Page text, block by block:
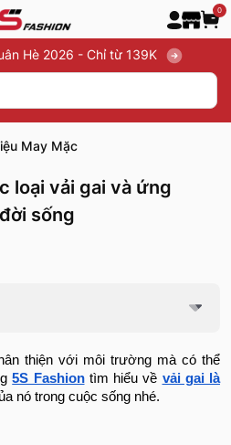
0
Hè 2026 - Chỉ từ 139K
May Mặc
loại vải gai và ứng
sống
thiện với môi trường mà có thể
5S Fashiontìm hiểu về vải gai là
nó trong cuộc sống nhé.